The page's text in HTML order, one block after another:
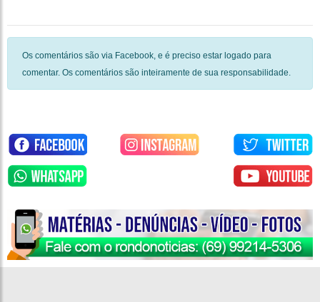
Os comentários são via Facebook, e é preciso estar logado para
comentar. Os comentários são inteiramente de sua responsabilidade.